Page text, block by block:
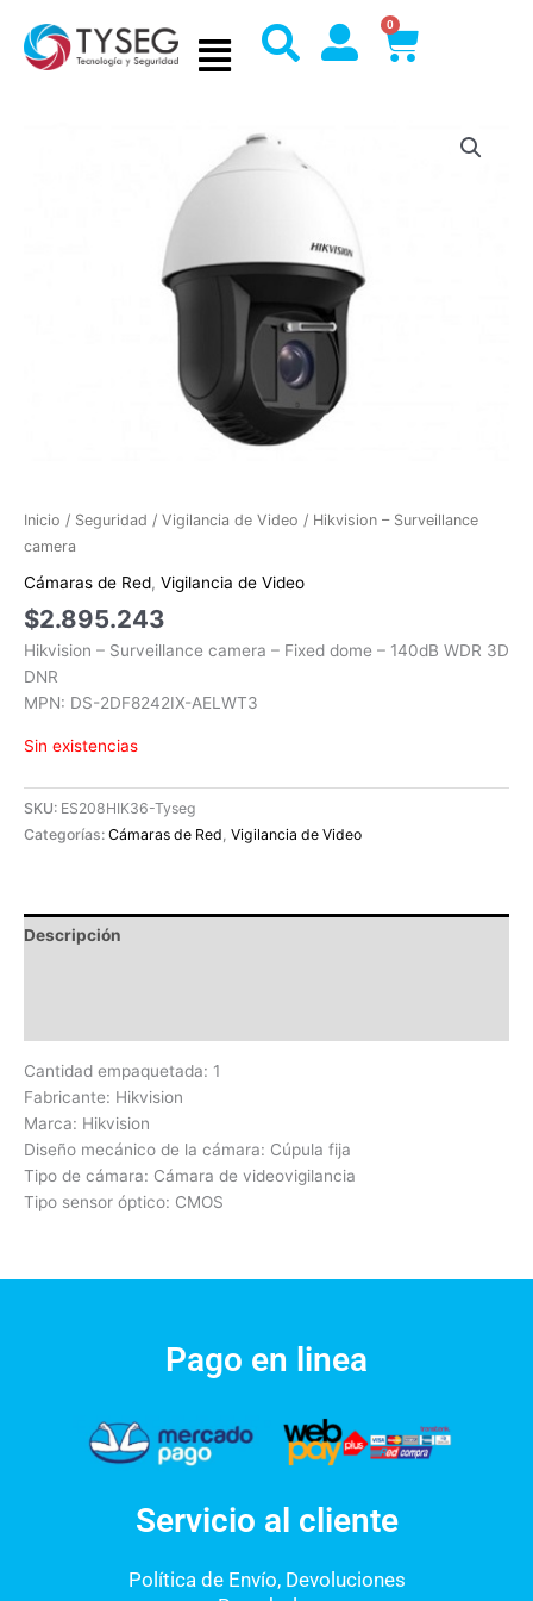
contenido
0
Cart
Inicio / Seguridad / Vigilancia de Video / Hikvision – Surveillance
camera
Cámaras de Red, Vigilancia de Video
$2.895.243
Hikvision – Surveillance camera – Fixed dome – 140dB WDR 3D
DNR
MPN: DS-2DF8242IX-AELWT3
Sin existencias
SKU: ES208HIK36-Tyseg
Categorías: Cámaras de Red, Vigilancia de Video
Descripción
Cantidad empaquetada: 1
Fabricante: Hikvision
Marca: Hikvision
Diseño mecánico de la cámara: Cúpula fija
Tipo de cámara: Cámara de videovigilancia
Tipo sensor óptico: CMOS
Pago en linea
Servicio al cliente
Política de Envío, Devoluciones